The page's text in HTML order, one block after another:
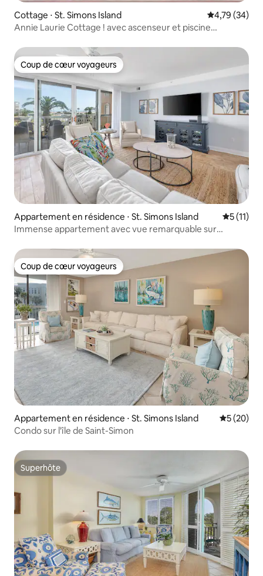
Cottage ⋅ St. Simons Island Évaluation
4,79 (34)
Annie Laurie Cottage ! avec ascenseur et piscine
Coup de cœur voyageurs
Coup de cœur voyageurs
Appartement en résidence ⋅ St. Simons Island
5 (11)
Immense appartement avec vue remarquable sur
Coup de cœur voyageurs
Coup de cœur voyageurs
Appartement en résidence ⋅ St. Simons Island
5 (20)
Condo sur l'île de Saint-Simon
Superhôte
Superhôte